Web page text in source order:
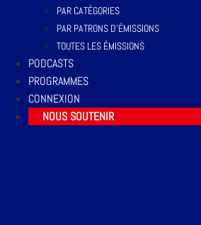
PAR CATÉGORIES
PAR PATRONS D’ÉMISSIONS
TOUTES LES ÉMISSIONS
PODCASTS
PROGRAMMES
CONNEXION
NOUS SOUTENIR